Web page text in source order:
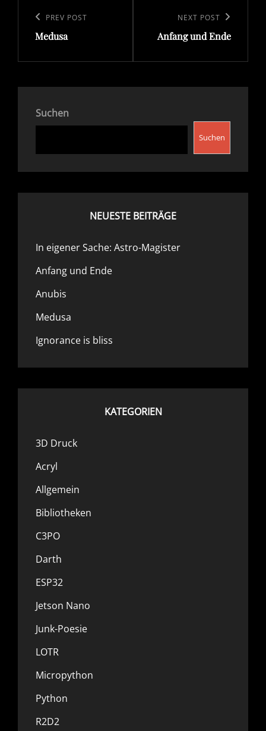
Previous
Post
PREV POST
Medusa
Post
NEXT POST
Anfang und Ende
Suchen
Suchen
NEUESTE BEITRÄGE
In eigener Sache: Astro-Magister
Anfang und Ende
Anubis
Medusa
Ignorance is bliss
KATEGORIEN
3D Druck
Acryl
Allgemein
Bibliotheken
C3PO
Darth
ESP32
Jetson Nano
Junk-Poesie
LOTR
Micropython
Python
R2D2